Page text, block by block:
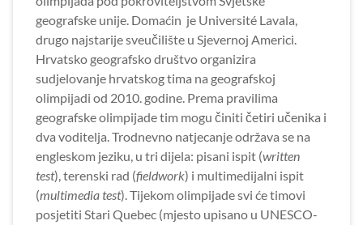
geografske unije. Domaćin je Université Lavala,
drugo najstarije sveučilište u Sjevernoj Americi.
Hrvatsko geografsko društvo organizira
sudjelovanje hrvatskog tima na geografskoj
olimpijadi od 2010. godine. Prema pravilima
geografske olimpijade tim mogu činiti četiri učenika i
dva voditelja. Trodnevno natjecanje održava se na
engleskom jeziku, u tri dijela: pisani ispit (written
test), terenski rad (fieldwork) i multimedijalni ispit
(multimedia test). Tijekom olimpijade svi će timovi
posjetiti Stari Quebec (mjesto upisano u UNESCO-